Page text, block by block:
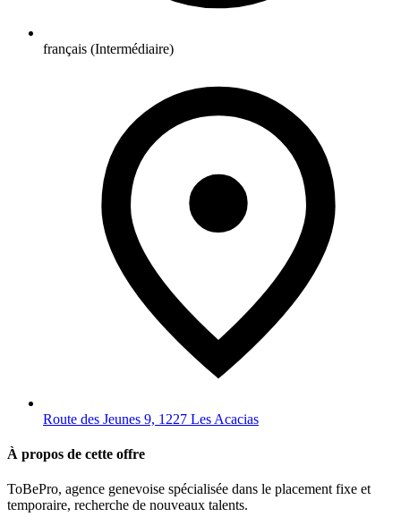
français (Intermédiaire)
Route des Jeunes 9, 1227 Les Acacias
À propos de cette offre
ToBePro, agence genevoise spécialisée dans le placement fixe et
temporaire, recherche de nouveaux talents.